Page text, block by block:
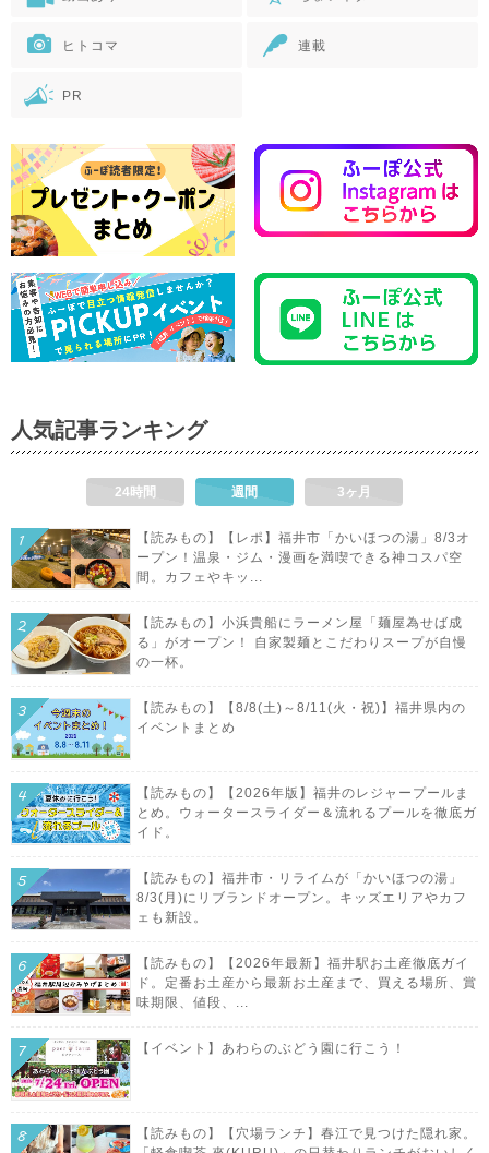
ヒトコマ 連載
PR
人気記事ランキング
24時間 週間 3ヶ月
【読みもの】【レポ】福井市「かいほつの湯」8/3オ
ープン！温泉・ジム・漫画を満喫できる神コスパ空
間。カフェやキッ...
【読みもの】小浜貴船にラーメン屋「麺屋為せば成
る」がオープン！ 自家製麺とこだわりスープが自慢
の一杯。
【読みもの】【8/8(土)～8/11(火・祝)】福井県内の
イベントまとめ
【読みもの】【2026年版】福井のレジャープールま
とめ。ウォータースライダー＆流れるプールを徹底ガ
イド。
【読みもの】福井市・リライムが「かいほつの湯」
8/3(月)にリブランドオープン。キッズエリアやカフ
ェも新設。
【読みもの】【2026年最新】福井駅お土産徹底ガイ
ド。定番お土産から最新お土産まで、買える場所、賞
味期限、値段、...
【イベント】あわらのぶどう園に行こう！
【読みもの】【穴場ランチ】春江で見つけた隠れ家。